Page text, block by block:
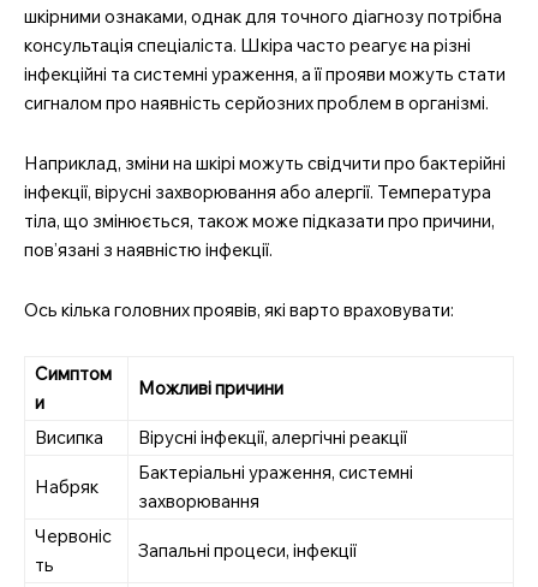
шкірними ознаками, однак для точного діагнозу потрібна
консультація спеціаліста. Шкіра часто реагує на різні
інфекційні та системні ураження, а її прояви можуть стати
сигналом про наявність серйозних проблем в організмі.
Наприклад, зміни на шкірі можуть свідчити про бактерійні
інфекції, вірусні захворювання або алергії. Температура
тіла, що змінюється, також може підказати про причини,
пов’язані з наявністю інфекції.
Ось кілька головних проявів, які варто враховувати:
Симптом
и
Можливі причини
Висипка Вірусні інфекції, алергічні реакції
Набряк
Бактеріальні ураження, системні
захворювання
Червоніс
ть
Запальні процеси, інфекції